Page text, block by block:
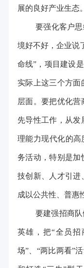
展的良好产业生态。
要强化客户
境好不好，企业说
命线”，项目建设
实际上这三个方面
层面。要把优化营
先导性工作，从
理能力现代化的高
务活动，特别是加
技创新、人才引进
成以公共性、普惠
要建强招商
英雄，把“全员招
场”、“两比两看”